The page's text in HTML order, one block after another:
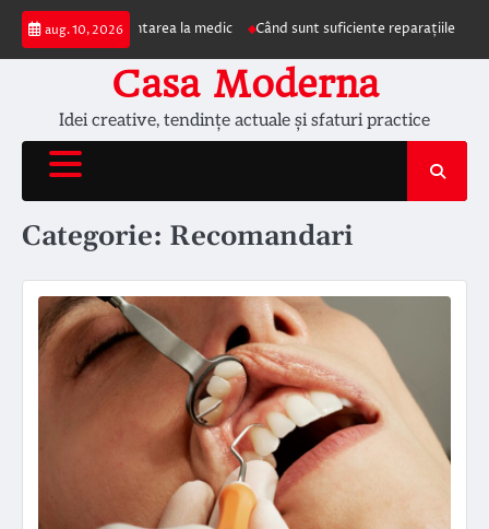
Skip
content
aug. 10, 2026
prezentarea la medic Când sunt suficiente reparațiile de acoperiș și
Casa Moderna
Idei creative, tendințe actuale și sfaturi practice
Categorie: Recomandari